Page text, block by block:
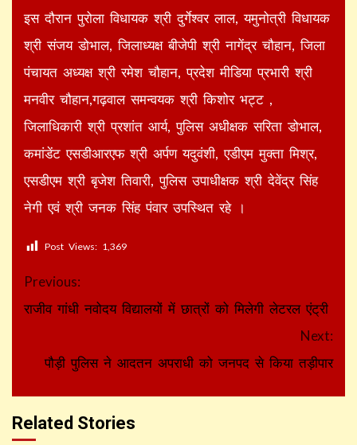
इस दौरान पुरोला विधायक श्री दुर्गेश्वर लाल, यमुनोत्री विधायक
श्री संजय डोभाल, जिलाध्यक्ष बीजेपी श्री नागेंद्र चौहान, जिला
पंचायत अध्यक्ष श्री रमेश चौहान, प्रदेश मीडिया प्रभारी श्री
मनवीर चौहान,गढ़वाल समन्वयक श्री किशोर भट्ट ,
जिलाधिकारी श्री प्रशांत आर्य, पुलिस अधीक्षक सरिता डोभाल,
कमांडेंट एसडीआरएफ श्री अर्पण यदुवंशी, एडीएम मुक्ता मिश्र,
एसडीएम श्री बृजेश तिवारी, पुलिस उपाधीक्षक श्री देवेंद्र सिंह
नेगी एवं श्री जनक सिंह पंवार उपस्थित रहे ।
Post Views: 1,369
Continue
Reading
Previous:
राजीव गांधी नवोदय विद्यालयों में छात्रों को मिलेगी लेटरल एंट्री
Next:
पौड़ी पुलिस ने आदतन अपराधी को जनपद से किया तड़ीपार
Related Stories